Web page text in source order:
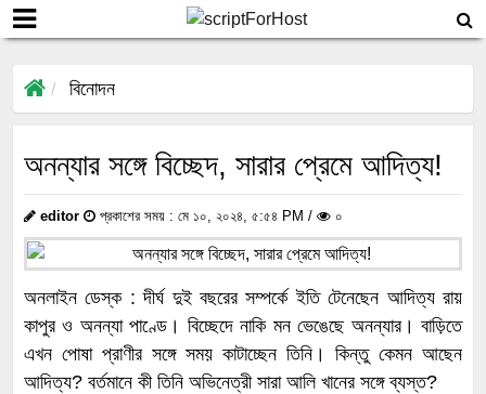
বিনোদন
অনন্যার সঙ্গে বিচ্ছেদ, সারার প্রেমে আদিত্য!
editor প্রকাশের সময় : মে ১০, ২০২৪, ৫:৫৪ PM / ০
অনলাইন ডেস্ক : দীর্ঘ দুই বছরের সম্পর্কে ইতি টেনেছেন আদিত্য রায়
কাপুর ও অনন্যা পাণ্ডে। বিচ্ছেদে নাকি মন ভেঙেছে অনন্যার। বাড়িতে
এখন পোষা প্রাণীর সঙ্গে সময় কাটাচ্ছেন তিনি। কিন্তু কেমন আছেন
আদিত্য? বর্তমানে কী তিনি অভিনেত্রী সারা আলি খানের সঙ্গে ব্যস্ত?